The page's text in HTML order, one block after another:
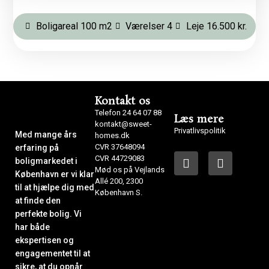
Boligareal 100 m2 Værelser 4 Leje 16.500 kr.
Med mange års
erfaring på
boligmarkedet i
København er vi klar
til at hjælpe dig med
at finde den
perfekte bolig. Vi
har både
ekspertisen og
engagementet til at
sikre, at du opnår
Kontakt os
Telefon 24 64 07 88
kontakt@sweet-
homes.dk
CVR 37648094
CVR 44729083
Mød os på Vejlands
Allé 200, 2300
København S.
Læs mere
Privatlivspolitik